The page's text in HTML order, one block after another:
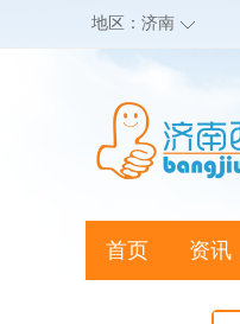
地区： 济南
首页 资讯